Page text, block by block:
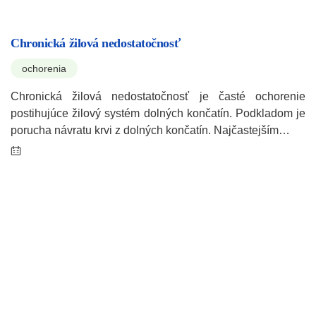
Chronická žilová nedostatočnosť
ochorenia
Chronická žilová nedostatočnosť je časté ochorenie
postihujúce žilový systém dolných končatín. Podkladom je
porucha návratu krvi z dolných končatín. Najčastejším…